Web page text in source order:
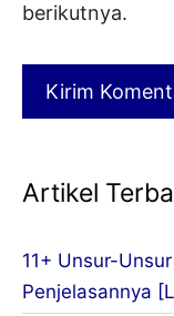
berikutnya.
Artikel
11+ Unsur-
Penjelasannya